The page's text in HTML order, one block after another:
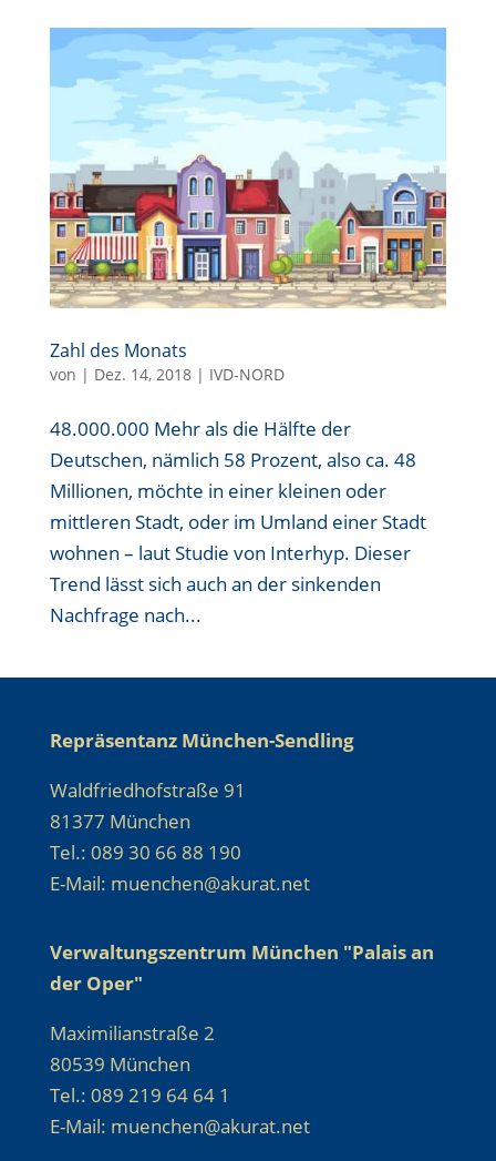
Zahl des Monats
von | Dez. 14, 2018| IVD-NORD
48.000.000 Mehr als die Hälfte der
Deutschen, nämlich 58 Prozent, also ca. 48
Millionen, möchte in einer kleinen oder
mittleren Stadt, oder im Umland einer Stadt
wohnen – laut Studie von Interhyp. Dieser
Trend lässt sich auch an der sinkenden
Nachfrage nach...
Repräsentanz München-Sendling
Waldfriedhofstraße 91
81377 München
Tel.: 089 30 66 88 190
E-Mail: muenchen@akurat.net
Verwaltungszentrum München "Palais an
der Oper"
Maximilianstraße 2
80539 München
Tel.: 089 219 64 64 1
E-Mail: muenchen@akurat.net